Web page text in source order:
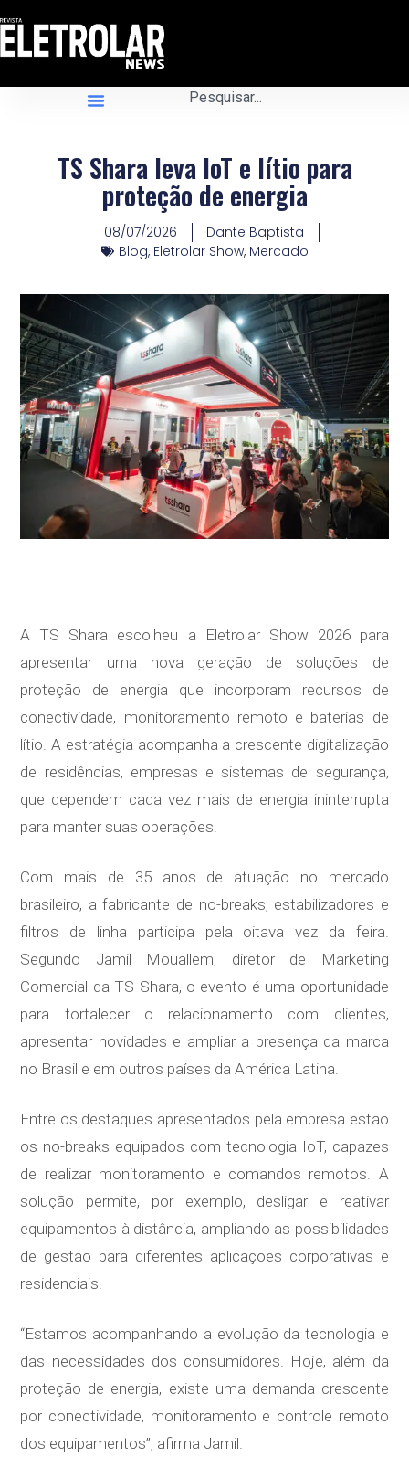
TS Shara leva IoT e lítio para
proteção de energia
08/07/2026
Dante Baptista
Blog, Eletrolar Show, Mercado
A TS Shara escolheu a Eletrolar Show 2026 para
apresentar uma nova geração de soluções de
proteção de energia que incorporam recursos de
conectividade, monitoramento remoto e baterias de
lítio. A estratégia acompanha a crescente digitalização
de residências, empresas e sistemas de segurança,
que dependem cada vez mais de energia ininterrupta
para manter suas operações.
Com mais de 35 anos de atuação no mercado
brasileiro, a fabricante de no-breaks, estabilizadores e
filtros de linha participa pela oitava vez da feira.
Segundo Jamil Mouallem, diretor de Marketing
Comercial da TS Shara, o evento é uma oportunidade
para fortalecer o relacionamento com clientes,
apresentar novidades e ampliar a presença da marca
no Brasil e em outros países da América Latina.
Entre os destaques apresentados pela empresa estão
os no-breaks equipados com tecnologia IoT, capazes
de realizar monitoramento e comandos remotos. A
solução permite, por exemplo, desligar e reativar
equipamentos à distância, ampliando as possibilidades
de gestão para diferentes aplicações corporativas e
residenciais.
“Estamos acompanhando a evolução da tecnologia e
das necessidades dos consumidores. Hoje, além da
proteção de energia, existe uma demanda crescente
por conectividade, monitoramento e controle remoto
dos equipamentos”, afirma Jamil.